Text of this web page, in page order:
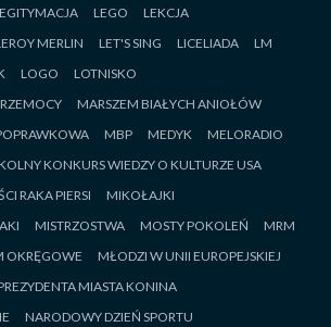
LEGO
LEKCJA
MERLIN LET'S SING LICELIADA
LM
LOGO
LOTNISKO
MARSZEM BIAŁYCH ANIOŁÓW
MBP MEDYK
MELORADIO
KONKURS WIEDZY O KULTURZE USA
RAKA PIERSI
MIKOŁAJKI
MISTRZOSTWA MOSTY POKOLEŃ
MRM
OKRĘGOWE
MŁODZI W UNII EUROPEJSKIEJ
MIASTA KONINA
NARODOWY DZIEŃ SPORTU